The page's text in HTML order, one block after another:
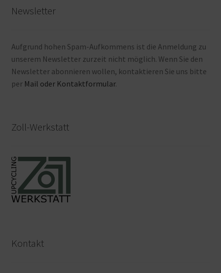
Newsletter
Aufgrund hohen Spam-Aufkommens ist die Anmeldung zu
unserem Newsletter zurzeit nicht möglich. Wenn Sie den
Newsletter abonnieren wollen, kontaktieren Sie uns bitte
per Mail oder Kontaktformular.
Zoll-Werkstatt
Kontakt